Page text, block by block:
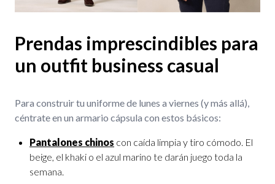
Prendas imprescindibles para
un outfit business casual
Para construir tu uniforme de lunes a viernes (y más allá),
céntrate en un armario cápsula con estos básicos:
Pantalones chinos con caída limpia y tiro cómodo. El
beige, el khaki o el azul marino te darán juego toda la
semana.